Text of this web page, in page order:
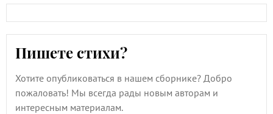
Пишете стихи?
Хотите опубликоваться в нашем сборнике? Добро
пожаловать! Мы всегда рады новым авторам и
интересным материалам.